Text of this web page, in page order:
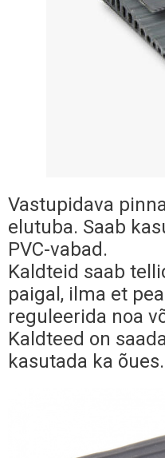
Vastupidava
elutuba. Saab
PVC-vabad.
Kaldteid saab
paigal, ilma et
reguleerida noa
Kaldteed on
kasutada ka õues.